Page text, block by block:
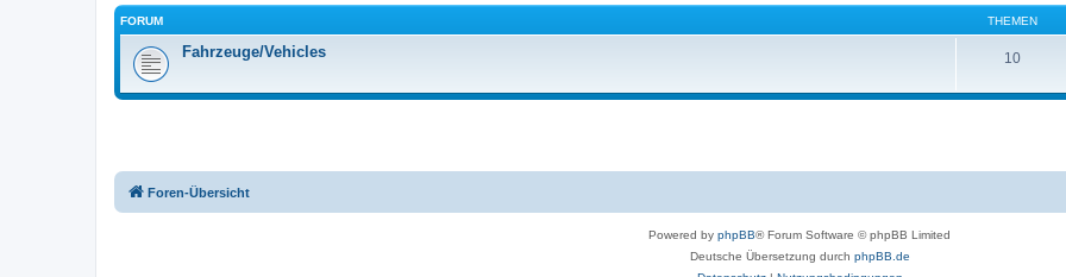
FORUM THEMEN
Fahrzeuge/Vehicles 10
Foren-Übersicht
Powered by phpBB® Forum Software © phpBB Limited
Deutsche Übersetzung durch phpBB.de